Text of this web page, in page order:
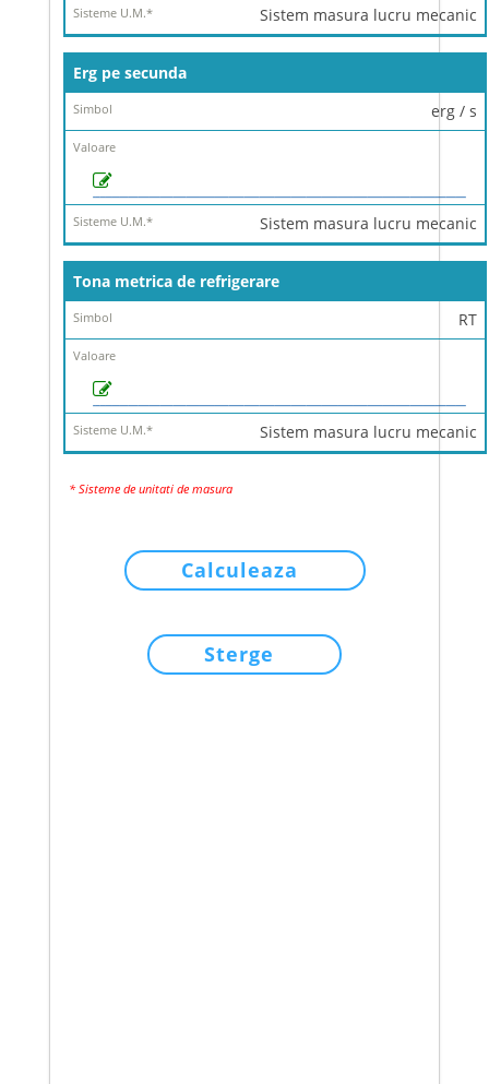
* Sisteme de unitati de masura
Sistem masura lucru mecanic
Erg pe secunda
erg / s
Sistem masura lucru mecanic
Tona metrica de refrigerare
RT
Sistem masura lucru mecanic
Calculeaza
Sterge